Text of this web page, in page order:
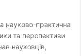
науково-практична
та перспективи
науковців,